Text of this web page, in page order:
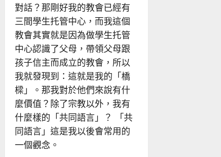
對話？那剛好我的教會已經有
三間學生托管中心，而我這個
教會其實就是因為做學生托管
中心認識了父母，帶領父母跟
孩子信主而成立的教會，所以
我就發現到：這就是我的「橋
樑」。那我對於他們來說有什
麼價值？除了宗教以外，我有
什麼樣的「共同語言」？ 「共
同語言」這是我以後會常用的
一個觀念。